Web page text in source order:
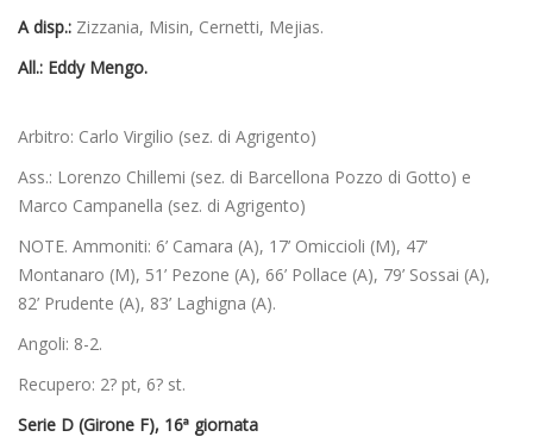
A disp.: Zizzania, Misin, Cernetti, Mejias.
All.: Eddy Mengo.
Arbitro: Carlo Virgilio (sez. di Agrigento)
Ass.: Lorenzo Chillemi (sez. di Barcellona Pozzo di Gotto) e
Marco Campanella (sez. di Agrigento)
NOTE. Ammoniti: 6’ Camara (A), 17’ Omiccioli (M), 47’
Montanaro (M), 51’ Pezone (A), 66’ Pollace (A), 79’ Sossai (A),
82’ Prudente (A), 83’ Laghigna (A).
Angoli: 8-2.
Recupero: 2? pt, 6? st.
Serie D (Girone F), 16ª giornata